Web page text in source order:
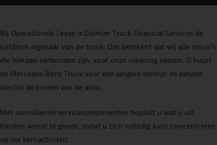
Bij Operationele Lease is Daimler Truck Financial Services de
juridisch eigenaar van de truck. Dat betekent dat wij alle risico’s
die hieraan verbonden zijn, voor onze rekening nemen. U huurt
de Mercedes-Benz Truck voor een langere termijn en betaalt
slechts de kosten van de auto.
Met aanvullende servicecomponenten bepaalt u wat u uit
handen wenst te geven, zodat u zich volledig kunt concentreren
op uw kernactiviteit.